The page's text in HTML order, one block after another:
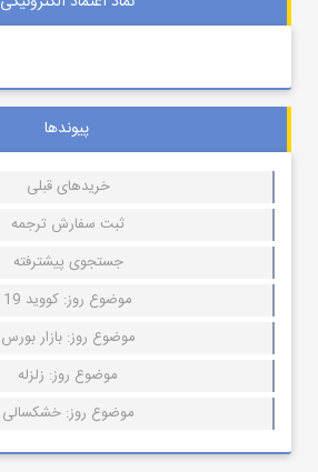
پیوندها
خریدهای قبلی
ثبت سفارش ترجمه
جستجوی پیشترفته
موضوع روز: کووید 19
موضوع روز: بازار بورس
موضوع روز: زلزله
موضوع روز: خشکسالی